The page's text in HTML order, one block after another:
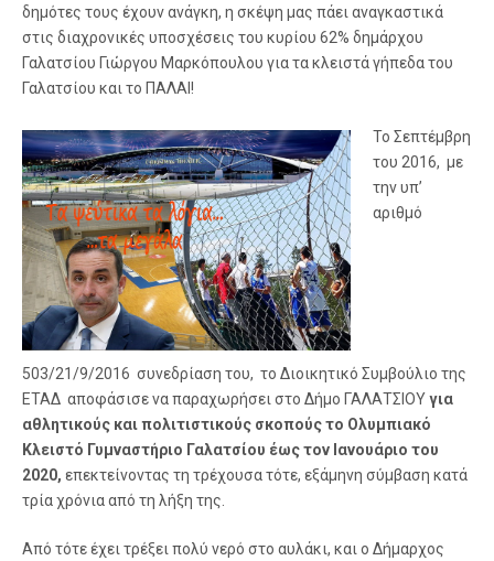
δημότες τους έχουν ανάγκη, η σκέψη μας πάει αναγκαστικά
στις διαχρονικές υποσχέσεις του κυρίου 62% δημάρχου
Γαλατσίου Γιώργου Μαρκόπουλου για τα κλειστά γήπεδα του
Γαλατσίου και το ΠΑΛΑΙ!
Το Σεπτέμβρη
του 2016, με
την υπ’
αριθμό
503/21/9/2016 συνεδρίαση του, το Διοικητικό Συμβούλιο της
ΕΤΑΔ αποφάσισε να παραχωρήσει στο Δήμο ΓΑΛΑΤΣΙΟΥγια
αθλητικούς και πολιτιστικούς σκοπούς το Ολυμπιακό
Κλειστό Γυμναστήριο Γαλατσίου έως τον Ιανουάριο του
2020, επεκτείνοντας τη τρέχουσα τότε, εξάμηνη σύμβαση κατά
τρία χρόνια από τη λήξη της.
Από τότε έχει τρέξει πολύ νερό στο αυλάκι, και ο Δήμαρχος